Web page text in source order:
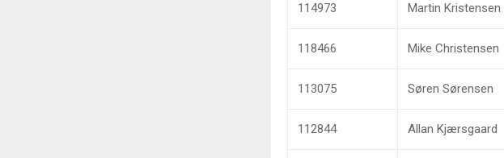
114973 Martin Kristensen
118466 Mike Christensen
113075 Søren Sørensen
112844 Allan Kjærsgaard